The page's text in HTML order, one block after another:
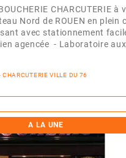
CHARCUTERIE à
Nord de ROUEN en plein
avec stationnement
agencée - Laboratoire aux
CHARCUTERIE VILLE DU 76
A LA UNE